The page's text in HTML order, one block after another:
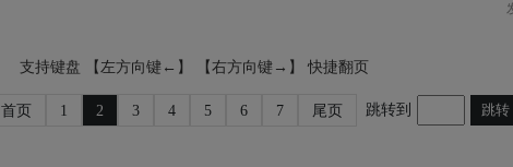
支持键盘 【左方向键←】 【右方向键→】 快捷翻页
首页 1 2 3 4 5 6 7 尾页 跳转到 跳转